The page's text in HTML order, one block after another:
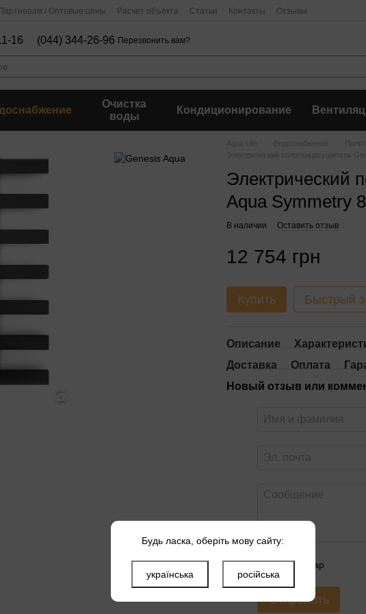
Партнерам / Оптовые цены Расчет объекта Статьи Контакты Отзывы
16 (044) 344-26-96 Перезвонить вам?
Очистка
воды
Кондиционирование
Aqua Life Водоснабжение
Электрический полотенцесушитель
Электрический
Aqua Symmetry
В наличии Оставить отзыв
12 754 грн
Купить Быстрый
Описание
Доставка
Оплата
Новый отзыв или
Оцените товар
Отправить
Будь ласка, оберіть мову сайту:
українська російська